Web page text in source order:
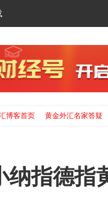
博客首页 黄金外汇名家答疑
纳指德指